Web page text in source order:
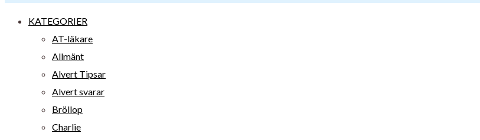
KATEGORIER
AT-läkare
Allmänt
Alvert Tipsar
Alvert svarar
Bröllop
Charlie